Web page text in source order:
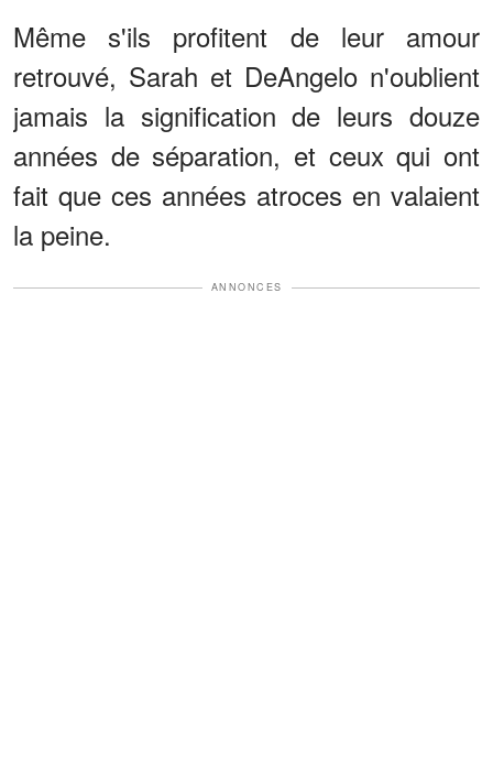
Même s'ils profitent de leur amour
retrouvé, Sarah et DeAngelo n'oublient
jamais la signification de leurs douze
années de séparation, et ceux qui ont
fait que ces années atroces en valaient
la peine.
ANNONCES